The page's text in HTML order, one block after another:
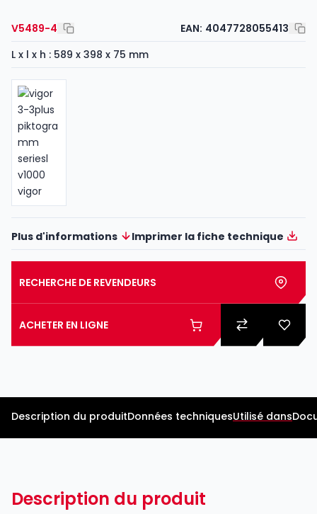
V5489-4 EAN: 4047728055413
L x l x h : 589 x 398 x 75 mm
Plus d'informations Imprimer la fiche technique
RECHERCHE DE REVENDEURS
ACHETER EN LIGNE
Description du produitDonnées techniquesUtilisé dans
Description du produit